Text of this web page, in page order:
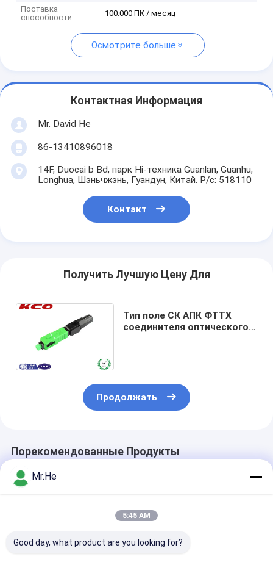
Поставка
способности
100.000 ПК / месяц
Осмотрите больше
Контактная Информация
Mr. David He
86-13410896018
14F, Duocai b Bd, парк Hi-техника Guanlan, Guanhu,
Longhua, Шэньчжэнь, Гуандун, Китай. P/c: 518110
Контакт
Получить Лучшую Цену Для
Тип поле СК АПК ФТТХ
соединителя оптического
Продолжать
Порекомендованные Продукты
Mr.He
5:45 AM
Good day, what product are you looking for?